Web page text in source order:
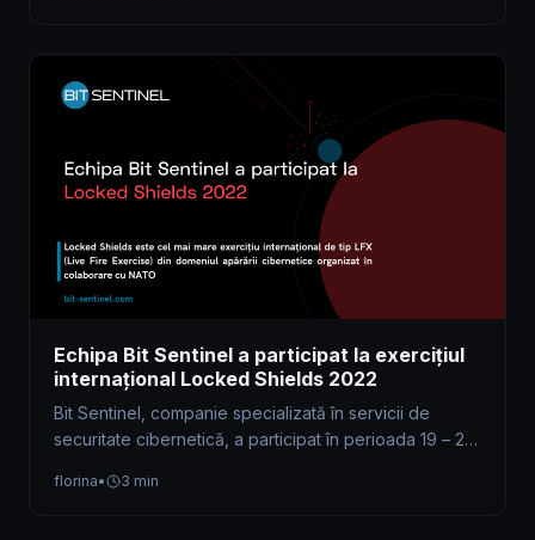
Echipa Bit Sentinel a participat la exercițiul
internațional Locked Shields 2022
Bit Sentinel, companie specializată în servicii de
securitate cibernetică, a participat în perioada 19 – 21
florina• 3 min